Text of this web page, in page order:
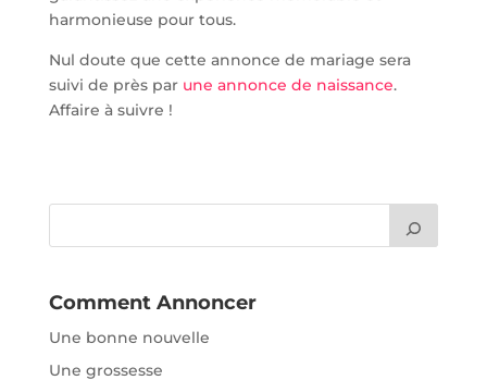
harmonieuse pour tous.
Nul doute que cette annonce de mariage sera
suivi de près par une annonce de naissance.
Affaire à suivre !
Comment Annoncer
Une bonne nouvelle
Une grossesse